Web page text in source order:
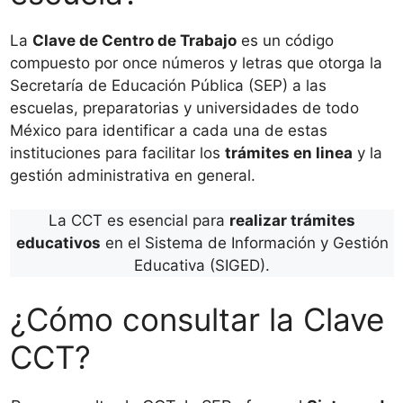
La Clave de Centro de Trabajo es un código
compuesto por once números y letras que otorga la
Secretaría de Educación Pública (SEP) a las
escuelas, preparatorias y universidades de todo
México para identificar a cada una de estas
instituciones para facilitar los trámites en linea y la
gestión administrativa en general.
La CCT es esencial para realizar trámites
educativos en el Sistema de Información y Gestión
Educativa (SIGED).
¿Cómo consultar la Clave
CCT?